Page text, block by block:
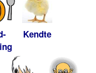
Kendte